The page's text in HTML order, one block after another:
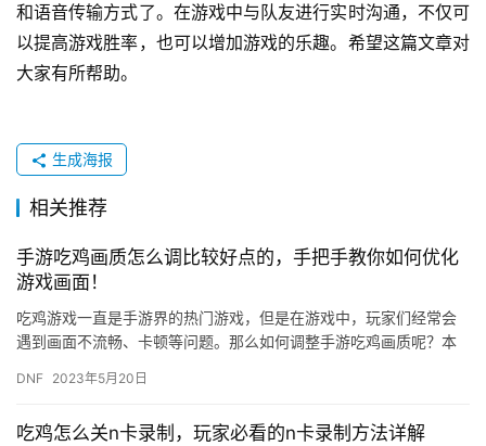
和语音传输方式了。在游戏中与队友进行实时沟通，不仅可
以提高游戏胜率，也可以增加游戏的乐趣。希望这篇文章对
大家有所帮助。
生成海报
相关推荐
手游吃鸡画质怎么调比较好点的，手把手教你如何优化
游戏画面！
吃鸡游戏一直是手游界的热门游戏，但是在游戏中，玩家们经常会
遇到画面不流畅、卡顿等问题。那么如何调整手游吃鸡画质呢？本
找到…
DNF 2023年5月20日
吃鸡怎么关n卡录制，玩家必看的n卡录制方法详解